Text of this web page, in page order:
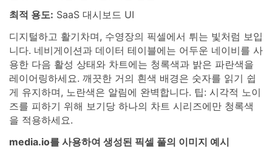
최적 용도: SaaS 대시보드 UI
디지털하고 활기차며, 수영장의 픽셀에서 튀는 빛처럼 보입
니다. 네비게이션과 데이터 테이블에는 어두운 네이비를 사
용한 다음 활성 상태와 차트에는 청록색과 밝은 파란색을
레이어링하세요. 깨끗한 거의 흰색 배경은 숫자를 읽기 쉽
게 유지하며, 노란색은 알림에 완벽합니다. 팁: 시각적 노이
즈를 피하기 위해 보기당 하나의 차트 시리즈에만 청록색
을 적용하세요.
media.io를 사용하여 생성된 픽셀 풀의 이미지 예시